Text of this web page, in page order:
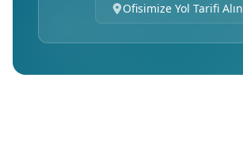
Ofisimize Yol Tarifi Alın